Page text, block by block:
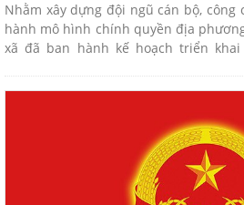
Nhằm xây dựng đội ngũ cán bộ, công
hành mô hình chính quyền địa
xã đã ban hành kế hoạch triển khai
theo.